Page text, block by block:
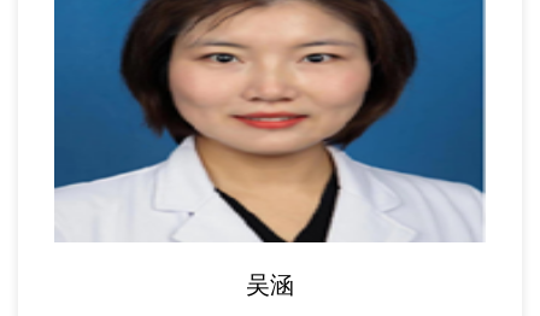
吴涵